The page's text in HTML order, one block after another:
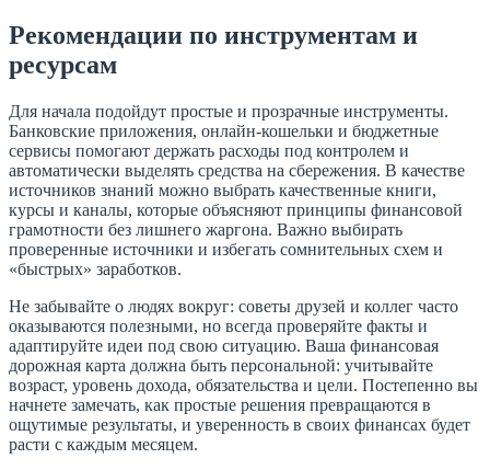
Рекомендации по инструментам и
ресурсам
Для начала подойдут простые и прозрачные инструменты.
Банковские приложения, онлайн-кошельки и бюджетные
сервисы помогают держать расходы под контролем и
автоматически выделять средства на сбережения. В качестве
источников знаний можно выбрать качественные книги,
курсы и каналы, которые объясняют принципы финансовой
грамотности без лишнего жаргона. Важно выбирать
проверенные источники и избегать сомнительных схем и
«быстрых» заработков.
Не забывайте о людях вокруг: советы друзей и коллег часто
оказываются полезными, но всегда проверяйте факты и
адаптируйте идеи под свою ситуацию. Ваша финансовая
дорожная карта должна быть персональной: учитывайте
возраст, уровень дохода, обязательства и цели. Постепенно вы
начнете замечать, как простые решения превращаются в
ощутимые результаты, и уверенность в своих финансах будет
расти с каждым месяцем.